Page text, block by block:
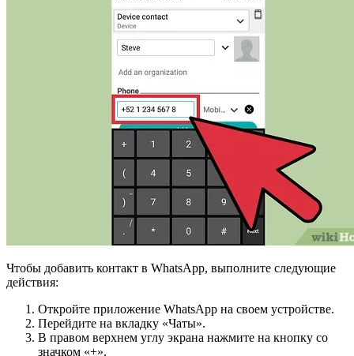
Чтобы добавить контакт в WhatsApp, выполните следующие
действия:
Откройте приложение WhatsApp на своем устройстве.
Перейдите на вкладку «Чаты».
В правом верхнем углу экрана нажмите на кнопку со
значком «+».